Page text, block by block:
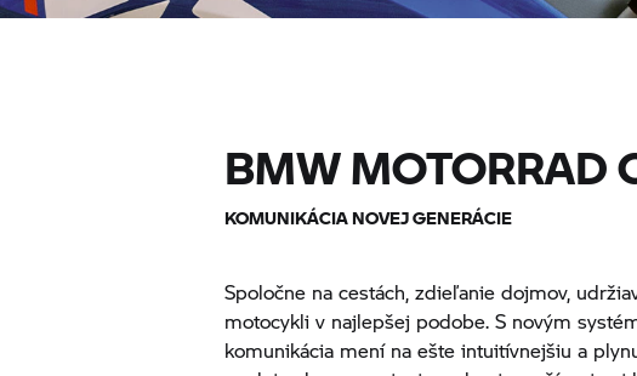
BMW MOTORRAD
KOMUNIKÁCIA NOVEJ GENERÁCIE
Spoločne na cestách, zdieľanie dojmov,
motocykli v najlepšej podobe. S novým
komunikácia mení na ešte intuitívnejšiu a